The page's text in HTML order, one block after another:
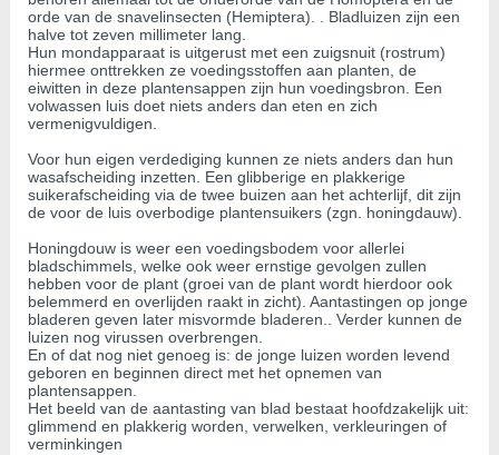
orde van de snavelinsecten (Hemiptera). . Bladluizen zijn een
halve tot zeven millimeter lang.
Hun mondapparaat is uitgerust met een zuigsnuit (rostrum)
hiermee onttrekken ze voedingsstoffen aan planten, de
eiwitten in deze plantensappen zijn hun voedingsbron. Een
volwassen luis doet niets anders dan eten en zich
vermenigvuldigen.
Voor hun eigen verdediging kunnen ze niets anders dan hun
wasafscheiding inzetten. Een glibberige en plakkerige
suikerafscheiding via de twee buizen aan het achterlijf, dit zijn
de voor de luis overbodige plantensuikers (zgn. honingdauw).
Honingdouw is weer een voedingsbodem voor allerlei
bladschimmels, welke ook weer ernstige gevolgen zullen
hebben voor de plant (groei van de plant wordt hierdoor ook
belemmerd en overlijden raakt in zicht). Aantastingen op jonge
bladeren geven later misvormde bladeren.. Verder kunnen de
luizen nog virussen overbrengen.
En of dat nog niet genoeg is: de jonge luizen worden levend
geboren en beginnen direct met het opnemen van
plantensappen.
Het beeld van de aantasting van blad bestaat hoofdzakelijk uit:
glimmend en plakkerig worden, verwelken, verkleuringen of
verminkingen